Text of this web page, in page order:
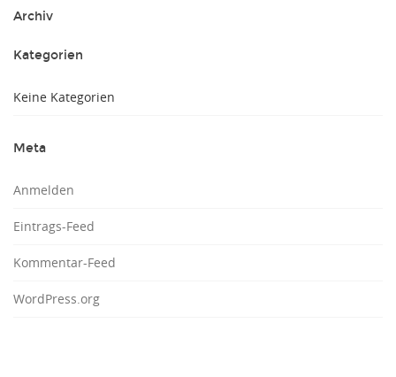
Archiv
Kategorien
Keine Kategorien
Meta
Anmelden
Eintrags-Feed
Kommentar-Feed
WordPress.org